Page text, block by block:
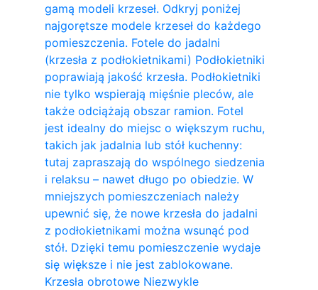
gamą modeli krzeseł. Odkryj poniżej
najgorętsze modele krzeseł do każdego
pomieszczenia. Fotele do jadalni
(krzesła z podłokietnikami) Podłokietniki
poprawiają jakość krzesła. Podłokietniki
nie tylko wspierają mięśnie pleców, ale
także odciążają obszar ramion. ​Fotel
jest idealny do miejsc o większym ruchu,
takich jak jadalnia lub stół kuchenny:
tutaj zapraszają do wspólnego siedzenia
i relaksu – nawet długo po obiedzie. W
mniejszych pomieszczeniach należy
upewnić się, że nowe krzesła do jadalni
z podłokietnikami można wsunąć pod
stół. Dzięki temu pomieszczenie wydaje
się większe i nie jest zablokowane.
Krzesła obrotowe Niezwykle